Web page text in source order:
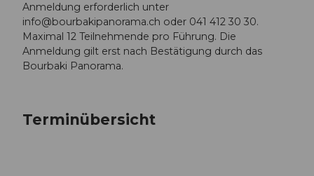
Anmeldung erforderlich unter
info@bourbakipanorama.ch oder 041 412 30 30.
Maximal 12 Teilnehmende pro Führung. Die
Anmeldung gilt erst nach Bestätigung durch das
Bourbaki Panorama.
Terminübersicht